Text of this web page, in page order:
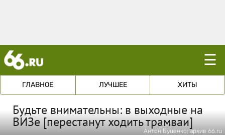
☰
ГЛАВНОЕ ЛУЧШЕЕ ХИТЫ
Будьте внимательны: в выходные на
ВИЗе [перестанут ходить трамваи]
Антон Буценко; архив 66.ru